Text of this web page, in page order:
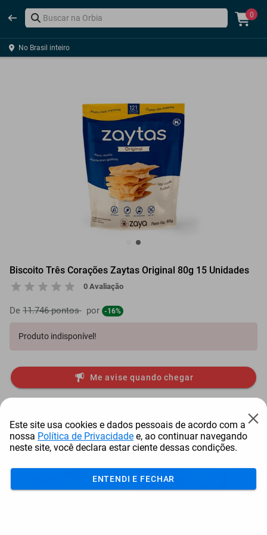
0
No Brasil inteiro
Biscoito Três Corações Zaytas Original 80g 15 Unidades
0 Avaliação
De 11.746 pontos por -16%
Produto indisponível!
Me avise quando chegar
Este site usa cookies e dados pessoais de acordo com a
nossa Política de Privacidade e, ao continuar navegando
neste site, você declara estar ciente dessas condições.
ENTENDI E FECHAR